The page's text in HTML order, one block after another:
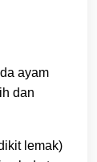
ayam
dan
lemak)